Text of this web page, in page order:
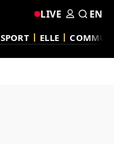
SPORT ELLE
LIVE EN